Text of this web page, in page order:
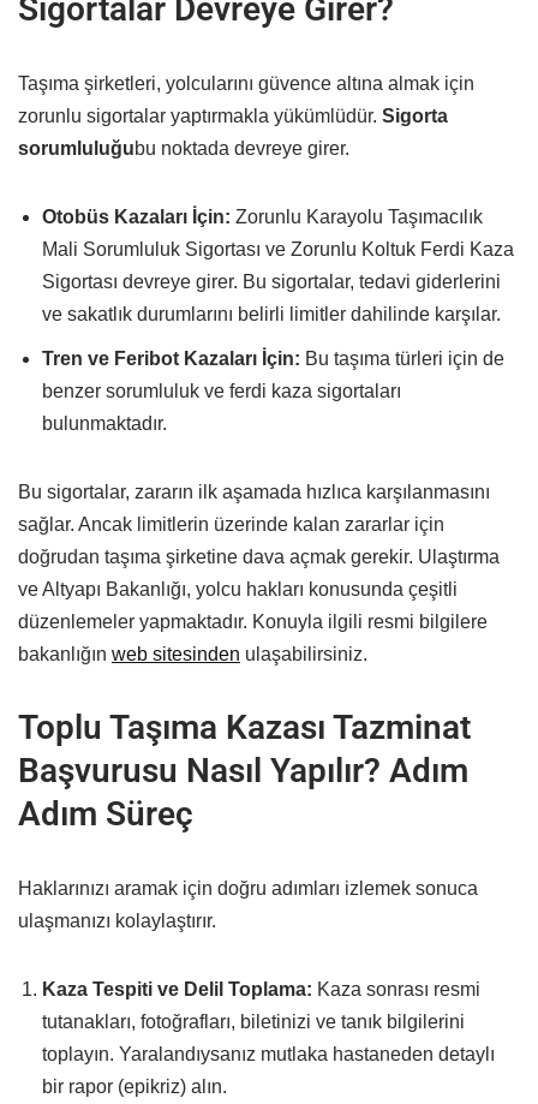
Sigortalar Devreye Girer?
Taşıma şirketleri, yolcularını güvence altına almak için
zorunlu sigortalar yaptırmakla yükümlüdür. Sigorta
sorumluluğubu noktada devreye girer.
Otobüs Kazaları İçin: Zorunlu Karayolu Taşımacılık
Mali Sorumluluk Sigortası ve Zorunlu Koltuk Ferdi Kaza
Sigortası devreye girer. Bu sigortalar, tedavi giderlerini
ve sakatlık durumlarını belirli limitler dahilinde karşılar.
Tren ve Feribot Kazaları İçin: Bu taşıma türleri için de
benzer sorumluluk ve ferdi kaza sigortaları
bulunmaktadır.
Bu sigortalar, zararın ilk aşamada hızlıca karşılanmasını
sağlar. Ancak limitlerin üzerinde kalan zararlar için
doğrudan taşıma şirketine dava açmak gerekir. Ulaştırma
ve Altyapı Bakanlığı, yolcu hakları konusunda çeşitli
düzenlemeler yapmaktadır. Konuyla ilgili resmi bilgilere
bakanlığın web sitesinden ulaşabilirsiniz.
Toplu Taşıma Kazası Tazminat
Başvurusu Nasıl Yapılır? Adım
Adım Süreç
Haklarınızı aramak için doğru adımları izlemek sonuca
ulaşmanızı kolaylaştırır.
Kaza Tespiti ve Delil Toplama: Kaza sonrası resmi
tutanakları, fotoğrafları, biletinizi ve tanık bilgilerini
toplayın. Yaralandıysanız mutlaka hastaneden detaylı
bir rapor (epikriz) alın.